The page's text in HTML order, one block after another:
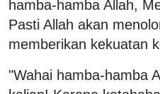
hamba-hamba Allah,
Pasti Allah akan
memberikan kekuatan
"Wahai hamba-hamba